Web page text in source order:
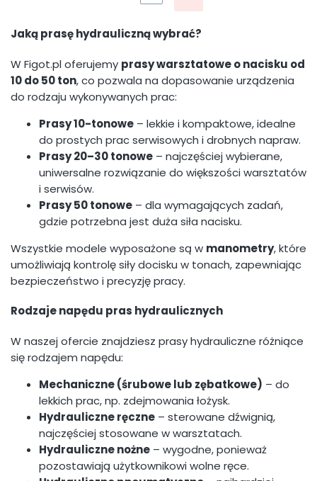
Jaką prasę hydrauliczną wybrać?
W Figot.pl oferujemy prasy warsztatowe o nacisku od
10 do 50 ton, co pozwala na dopasowanie urządzenia
do rodzaju wykonywanych prac:
Prasy 10-tonowe – lekkie i kompaktowe, idealne
do prostych prac serwisowych i drobnych napraw.
Prasy 20–30 tonowe – najczęściej wybierane,
uniwersalne rozwiązanie do większości warsztatów
i serwisów.
Prasy 50 tonowe – dla wymagających zadań,
gdzie potrzebna jest duża siła nacisku.
Wszystkie modele wyposażone są w manometry, które
umożliwiają kontrolę siły docisku w tonach, zapewniając
bezpieczeństwo i precyzję pracy.
Rodzaje napędu pras hydraulicznych
W naszej ofercie znajdziesz prasy hydrauliczne różniące
się rodzajem napędu:
Mechaniczne (śrubowe lub zębatkowe) – do
lekkich prac, np. zdejmowania łożysk.
Hydrauliczne ręczne – sterowane dźwignią,
najczęściej stosowane w warsztatach.
Hydrauliczne nożne – wygodne, ponieważ
pozostawiają użytkownikowi wolne ręce.